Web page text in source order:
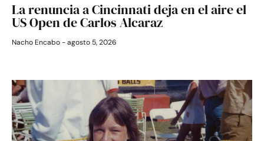
La renuncia a Cincinnati deja en el aire el
US Open de Carlos Alcaraz
Nacho Encabo agosto 5, 2026